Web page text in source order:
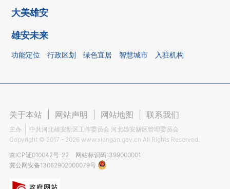
大美雄安
雄安未来
功能定位 行政区划 绿色宜居 智慧城市 入驻机构
关于本站 网站声明 网站地图 联系我们
主办
中共河北雄安新区工作委员会 河北雄安新区管理委员会
Copyright © 2017 - 2026 www.xiongan.gov.cn All Rights Reserved.
京ICP证010042号-22
网站标识码1399000001
冀公网安备13062902000079号